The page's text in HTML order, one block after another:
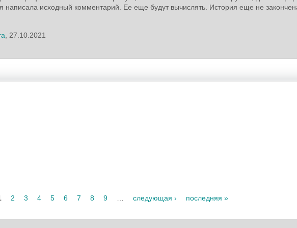
написала исходный комментарий. Ее еще будут вычислять. История еще не
, 27.10.2021
2 3 4 5 6 7 8 9 … следующая › последняя »